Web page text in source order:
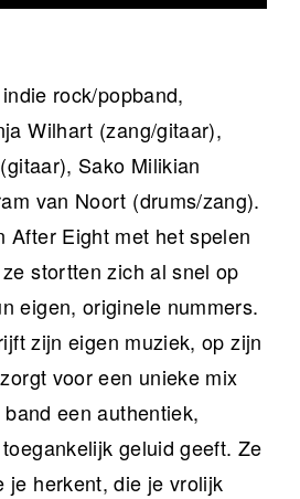
rock/popband,
Wilhart (zang/gitaar),
Sako Milikian
van Noort (drums/zang).
After Eight met het spelen
stortten zich al snel op
eigen, originele nummers.
zijn eigen muziek, op zijn
voor een unieke mix
een authentiek,
geluid geeft. Ze
je herkent, die je vrolijk